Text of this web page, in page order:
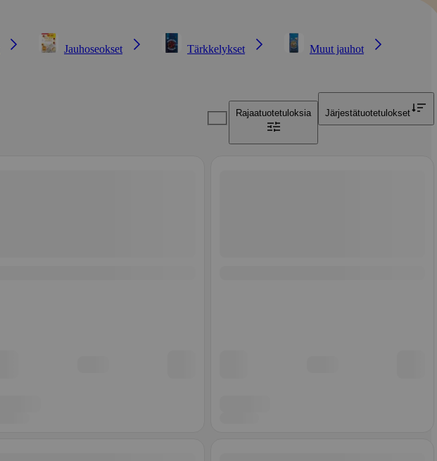
Jauhoseokset Tärkkelykset Muut jauhot
Rajaatuotetuloksia Järjestätuotetulokset